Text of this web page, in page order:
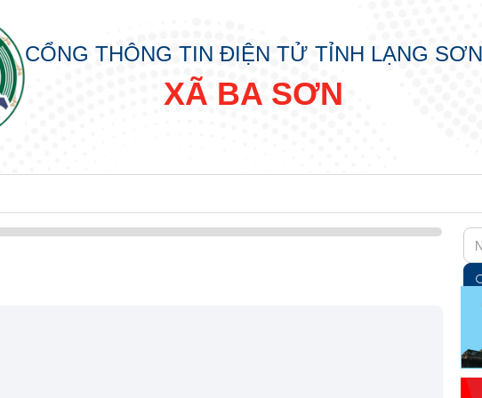
CỔNG THÔNG TIN ĐIỆN TỬ TỈNH LẠNG SƠN
XÃ BA SƠN